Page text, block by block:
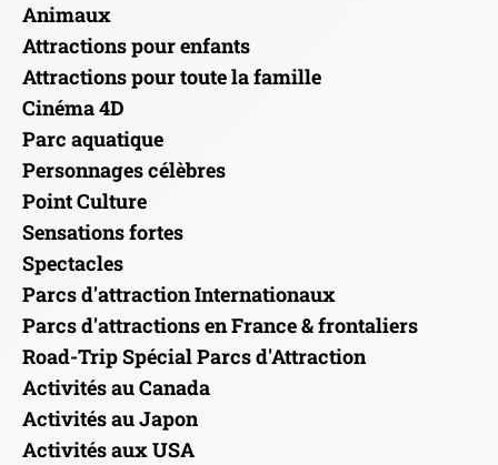
Animaux
Attractions pour enfants
Attractions pour toute la famille
Cinéma 4D
Parc aquatique
Personnages célèbres
Point Culture
Sensations fortes
Spectacles
Parcs d'attraction Internationaux
Parcs d'attractions en France & frontaliers
Road-Trip Spécial Parcs d'Attraction
Activités au Canada
Activités au Japon
Activités aux USA